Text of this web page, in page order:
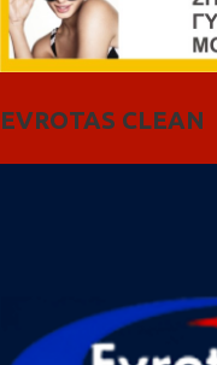
EVROTAS CLEAN